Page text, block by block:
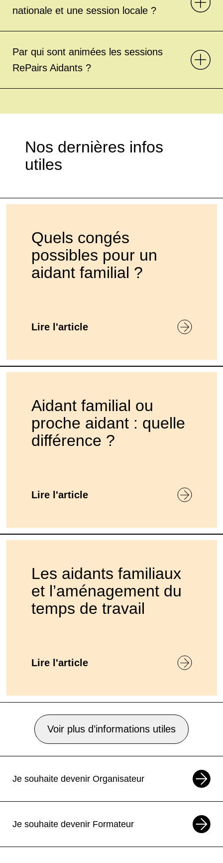
nationale et une session locale ?
Par qui sont animées les sessions
RePairs Aidants ?
Nos dernières infos
utiles
Quels congés
possibles pour un
aidant familial ?
Lire l'article
Aidant familial ou
proche aidant : quelle
différence ?
Lire l'article
Les aidants familiaux
et l’aménagement du
temps de travail
Lire l'article
Voir plus d’informations utiles
Je souhaite devenir Organisateur
Je souhaite devenir Formateur